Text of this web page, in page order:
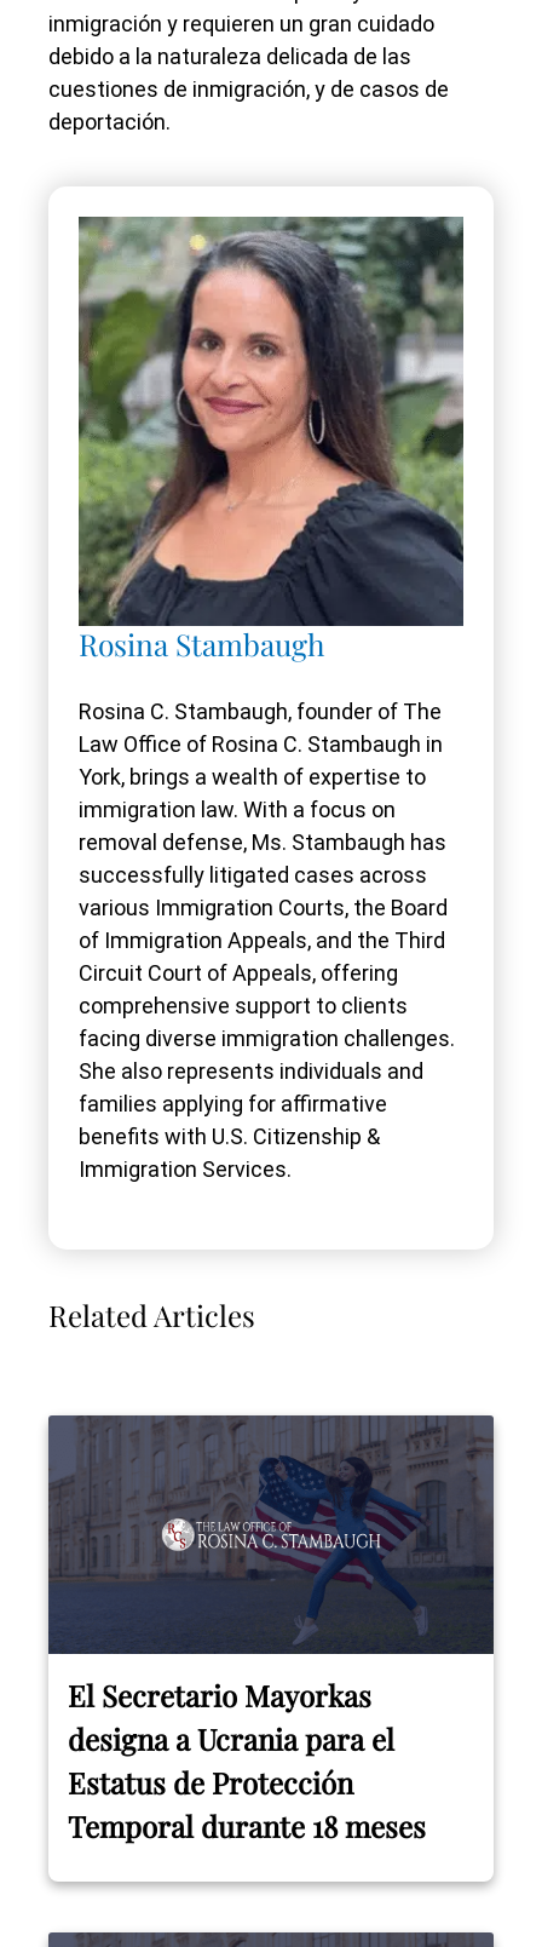
inmigración y requieren un gran cuidado
debido a la naturaleza delicada de las
cuestiones de inmigración, y de casos de
deportación.
Rosina Stambaugh
Rosina C. Stambaugh, founder of The
Law Office of Rosina C. Stambaugh in
York, brings a wealth of expertise to
immigration law. With a focus on
removal defense, Ms. Stambaugh has
successfully litigated cases across
various Immigration Courts, the Board
of Immigration Appeals, and the Third
Circuit Court of Appeals, offering
comprehensive support to clients
facing diverse immigration challenges.
She also represents individuals and
families applying for affirmative
benefits with U.S. Citizenship &
Immigration Services.
Related Articles
El Secretario Mayorkas
designa a Ucrania para el
Estatus de Protección
Temporal durante 18 meses